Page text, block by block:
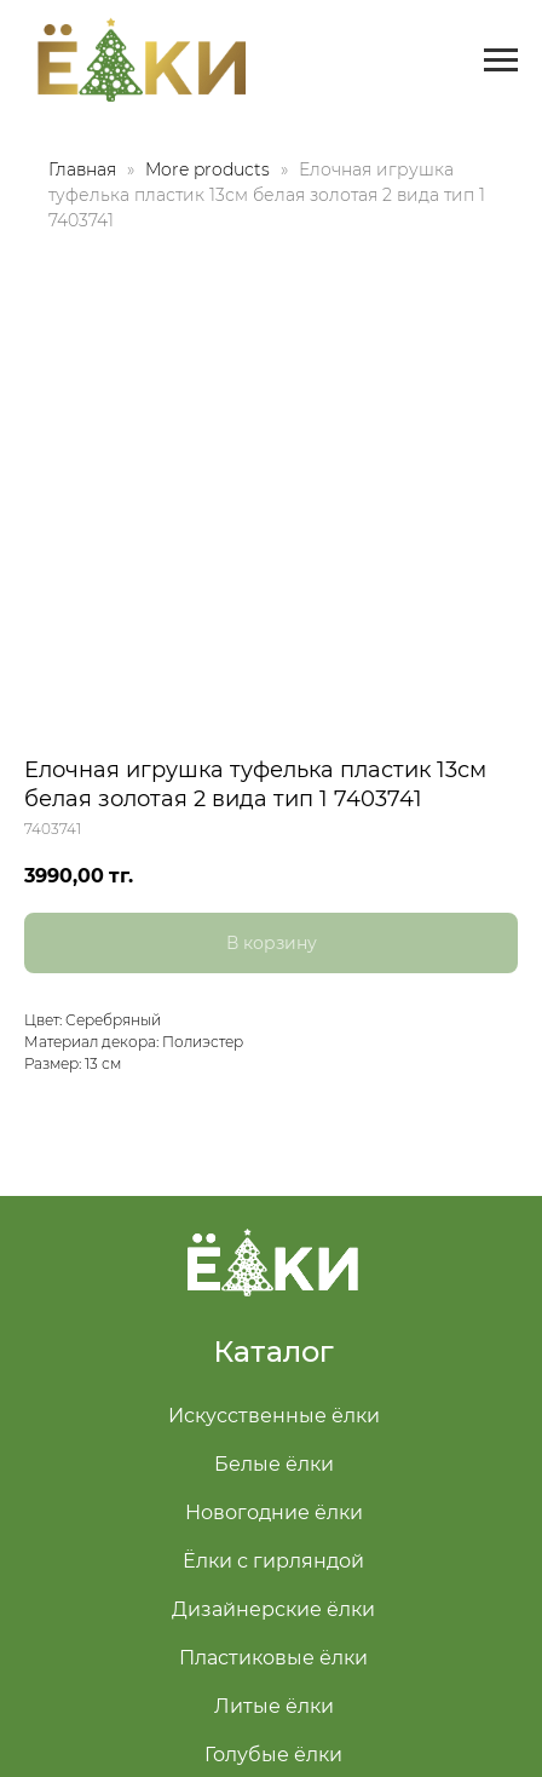
Главная More products
Елочная игрушка
туфелька пластик 13см белая золотая 2 вида тип 1
7403741
Елочная игрушка туфелька пластик 13см
белая золотая 2 вида тип 1 7403741
7403741
3990,00 тг.
В корзину
Цвет: Серебряный
Материал декора: Полиэстер
Размер: 13 см
Каталог
Искусственные ёлки
Белые ёлки
Голубые ёлки
Новогодние ёлки
Ёлки с гирляндой
Дизайнерские ёлки
Пластиковые ёлки
Литые ёлки